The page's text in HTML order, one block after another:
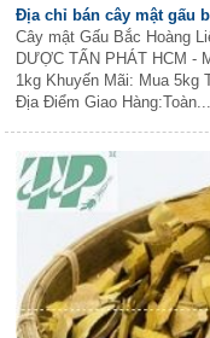
Địa chỉ bán cây mật gấu
Cây mật Gấu Bắc Hoàng
DƯỢC TẤN PHÁT HCM -
1kg Khuyến Mãi: Mua
Địa Điểm Giao Hàng:Toàn...